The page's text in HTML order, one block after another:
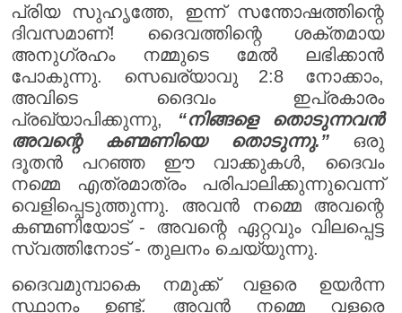
പ്രിയ സുഹൃത്തേ, ഇന്ന് സന്തോഷത്തിന്റെ
ദിവസമാണ്! ദൈവത്തിന്റെ ശക്തമായ
അനുഗ്രഹം നമ്മുടെ മേൽ ലഭിക്കാൻ
പോകുന്നു. സെഖര്യാവു 2:8 നോക്കാം,
അവിടെ ദൈവം ഇപ്രകാരം
പ്രഖ്യാപിക്കുന്നു,
“നിങ്ങളെ തൊടുന്നവൻ
അവന്റെ കണ്മണിയെ തൊടുന്നു.” ഒരു
ദൂതൻ പറഞ്ഞ ഈ വാക്കുകൾ, ദൈവം
നമ്മെ എത്രമാത്രം പരിപാലിക്കുന്നുവെന്ന്
വെളിപ്പെടുത്തുന്നു. അവൻ നമ്മെ അവന്റെ
കണ്മണിയോട് - അവന്റെ ഏറ്റവും വിലപ്പെട്ട
സ്വത്തിനോട് - തുലനം ചെയ്യുന്നു.
ദൈവമുമ്പാകെ നമുക്ക് വളരെ ഉയർന്ന
സ്ഥാനം ഉണ്ട്. അവൻ നമ്മെ വളരെ